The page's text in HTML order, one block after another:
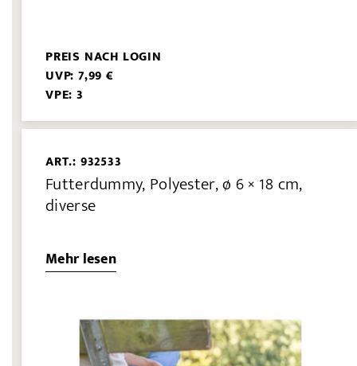
PREIS NACH LOGIN
UVP: 7,99 €
VPE: 3
ART.: 932533
Futterdummy, Polyester, ø 6 × 18 cm,
diverse
Mehr lesen